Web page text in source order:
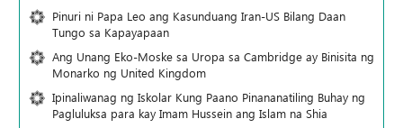
Pinuri ni Papa Leo ang Kasunduang Iran-US Bilang Daan
Tungo sa Kapayapaan
Ang Unang Eko-Moske sa Uropa sa Cambridge ay Binisita ng
Monarko ng United Kingdom
Ipinaliwanag ng Iskolar Kung Paano Pinananatiling Buhay ng
Pagluluksa para kay Imam Hussein ang Islam na Shia